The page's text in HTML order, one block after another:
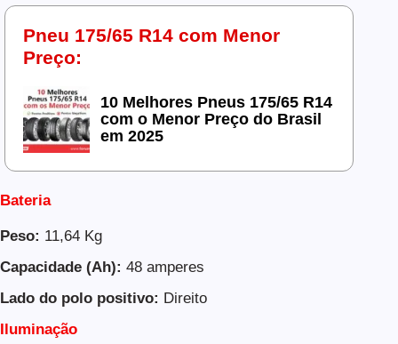
Pneu 175/65 R14 com Menor
Preço:
10 Melhores Pneus 175/65 R14
com o Menor Preço do Brasil
em 2025
Bateria
Peso: 11,64 Kg
Capacidade (Ah): 48 amperes
Lado do polo positivo: Direito
Iluminação